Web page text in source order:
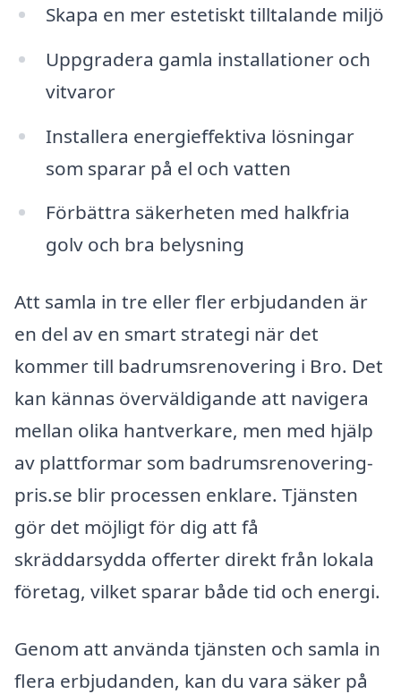
Skapa en mer estetiskt tilltalande miljö
Uppgradera gamla installationer och
vitvaror
Installera energieffektiva lösningar
som sparar på el och vatten
Förbättra säkerheten med halkfria
golv och bra belysning
Att samla in tre eller fler erbjudanden är
en del av en smart strategi när det
kommer till badrumsrenovering i Bro. Det
kan kännas överväldigande att navigera
mellan olika hantverkare, men med hjälp
av plattformar som badrumsrenovering-
pris.se blir processen enklare. Tjänsten
gör det möjligt för dig att få
skräddarsydda offerter direkt från lokala
företag, vilket sparar både tid och energi.
Genom att använda tjänsten och samla in
flera erbjudanden, kan du vara säker på